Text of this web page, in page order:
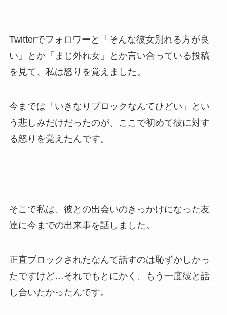
Twitterでフォロワーと「そんな彼女別れる方が良
い」とか「まじ外れ女」とか言い合っている投稿
を見て、私は怒りを覚えました。
今までは「いきなりブロックなんてひどい」とい
う悲しみだけだったのが、ここで初めて彼に対す
る怒りを覚えたんです。
そこで私は、彼との出会いのきっかけになった友
達に今までの出来事を話しました。
正直ブロックされたなんて話すのは恥ずかしかっ
たですけど…それでもとにかく、もう一度彼と話
し合いたかったんです。